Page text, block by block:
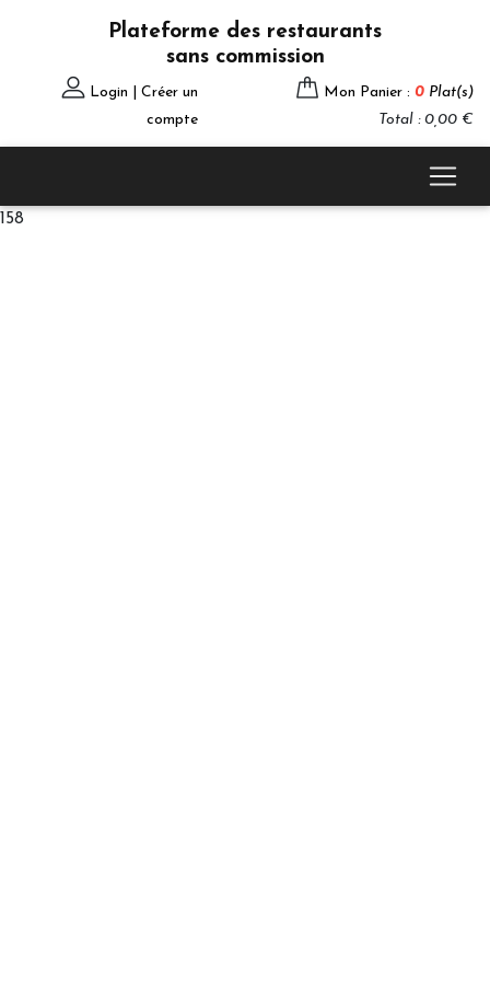
Plateforme des restaurants
sans commission
Login | Créer un
compte
Mon Panier : 0 Plat(s)
Total : 0,00 €
158